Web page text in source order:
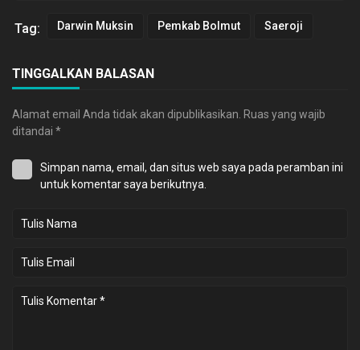
Tag: Darwin Muksin Pemkab Bolmut Saeroji
TINGGALKAN BALASAN
Alamat email Anda tidak akan dipublikasikan. Ruas yang wajib
ditandai *
Simpan nama, email, dan situs web saya pada peramban ini
untuk komentar saya berikutnya.